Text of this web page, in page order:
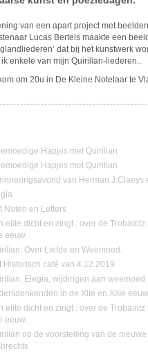
van een apart project met
Lucas Bertels maakte een
dat bij het kunstwerk
enkele van mijn Quirilian-liederen..
om 20u in De Kleine Notelaar te
Hapjes met Quirilian
Hapjes met Quirilian
van Herman J.Claeys
Noten en Letters
elite dicht en zingt : over de
eeuw.
Over Liefde en Weemoed.
Historisch café van 4.12.2019
Elegia, wijdingen aan weemoed
in de XIIe en XIIIe
elite dicht en zingt : over de
eeuw.
op de voorstelling van de